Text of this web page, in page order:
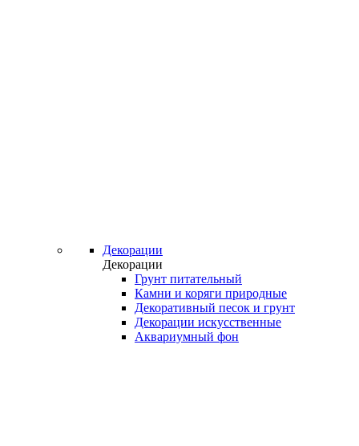
Декорации
Декорации
Грунт питательный
Камни и коряги природные
Декоративный песок и грунт
Декорации искусственные
Аквариумный фон